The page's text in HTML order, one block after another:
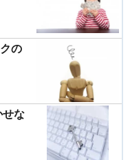
の
せな